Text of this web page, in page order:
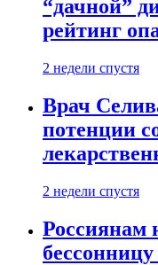
“дачной”
рейтинг
2 недели спустя
Врач
потенции
2 недели спустя
Россиянам